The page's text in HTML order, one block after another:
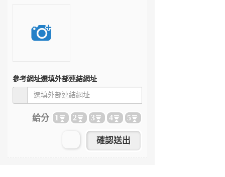
參考網址選填外部連結網址
給分 1 2 3 4 5